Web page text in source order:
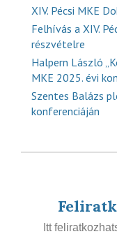
XIV. Pécsi MKE
Felhívás a XIV.
részvételre
Halpern László
MKE 2025. évi
Szentes Balázs
konferenciáján
Itt